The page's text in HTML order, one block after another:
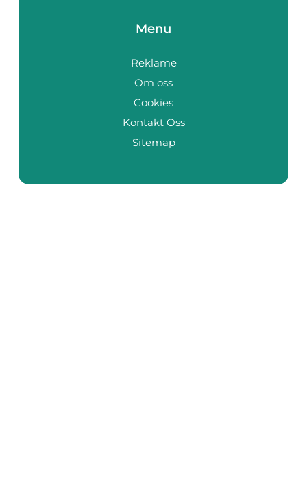
Menu
Reklame
Om oss
Cookies
Kontakt Oss
Sitemap